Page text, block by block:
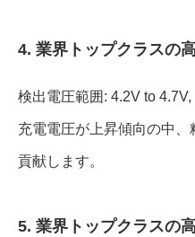
4. 業界トップクラスの
検出電圧範囲: 4.2V to
充電電圧が上昇傾向の中
貢献します。
5. 業界トップクラスの